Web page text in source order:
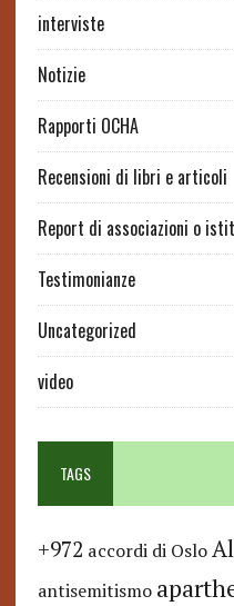
interviste
Notizie
Rapporti OCHA
Recensioni di libri e articoli
Report di associazioni o
Testimonianze
Uncategorized
video
TAGS
+972 accordi di Oslo
antisemitismo